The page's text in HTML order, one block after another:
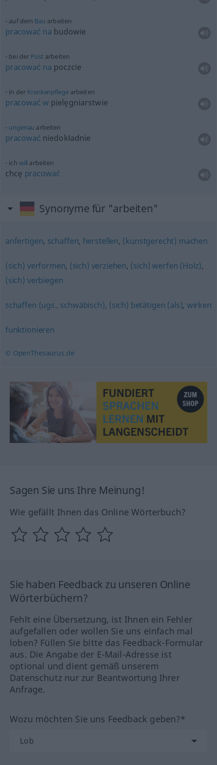
auf dem Bau arbeiten
pracować na budowie
bei der Post arbeiten
pracować na poczcie
in der Krankenpflegearbeiten
pracować w pielęgniarstwie
ungenau arbeiten
pracować niedokładnie
ich will arbeiten
chcę pracować
Synonyme für "arbeiten"
anfertigen, schaffen, herstellen, (kunstgerecht) machen
(sich) verformen, (sich) verziehen, (sich) werfen (Holz),
(sich) verbiegen
schaffen (ugs., schwäbisch), (sich) betätigen (als), wirken
funktionieren
© OpenThesaurus.de
Sagen Sie uns Ihre Meinung!
Wie gefällt Ihnen das Online Wörterbuch?
Sie haben Feedback zu unseren Online
Wörterbüchern?
Fehlt eine Übersetzung, ist Ihnen ein Fehler
aufgefallen oder wollen Sie uns einfach mal
loben? Füllen Sie bitte das Feedback-Formular
aus. Die Angabe der E-Mail-Adresse ist
optional und dient gemäß unserem
Datenschutz nur zur Beantwortung Ihrer
Anfrage.
Wozu möchten Sie uns Feedback geben?*